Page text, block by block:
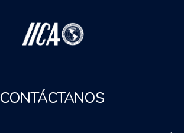
CONTÁCTANOS